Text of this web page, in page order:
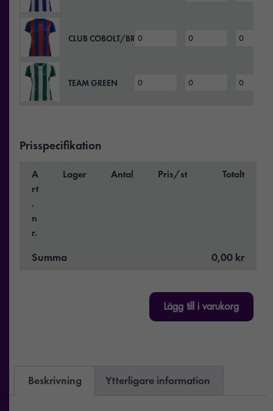
CLUB COBOLT/BRIGHT RED
TEAM GREEN
Prisspecifikation
A
rt
.
n
r.
Lager Antal Pris/st Totalt
Summa 0,00 kr
Lägg till i varukorg
Beskrivning Ytterligare information